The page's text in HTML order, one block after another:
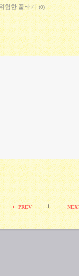
험한 줄타기 (0)
PREV | 1 |